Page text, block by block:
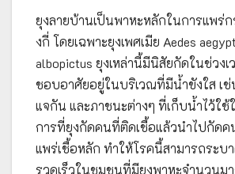
ยุงลายบ้านเป็นพาหะหลักในการแพร่ก
งกี่ โดยเฉพาะยุงเพศเมีย Aedes
albopictus ยุงเหล่านี้มีนิสัยกัดในช่วงเ
ชอบอาศัยอยู่ในบริเวณที่มีน้ำขังใส เช่
แจกัน และภาชนะต่างๆ ที่เก็บน้ำไว้ใ
การที่ยุงกัดคนที่ติดเชื้อแล้วนำไปกัดค
แพร่เชื้อหลัก ทำให้โรคนี้สามารถระบ
รวดเร็วในชุมชนที่มียุงพาหะจำนวนม